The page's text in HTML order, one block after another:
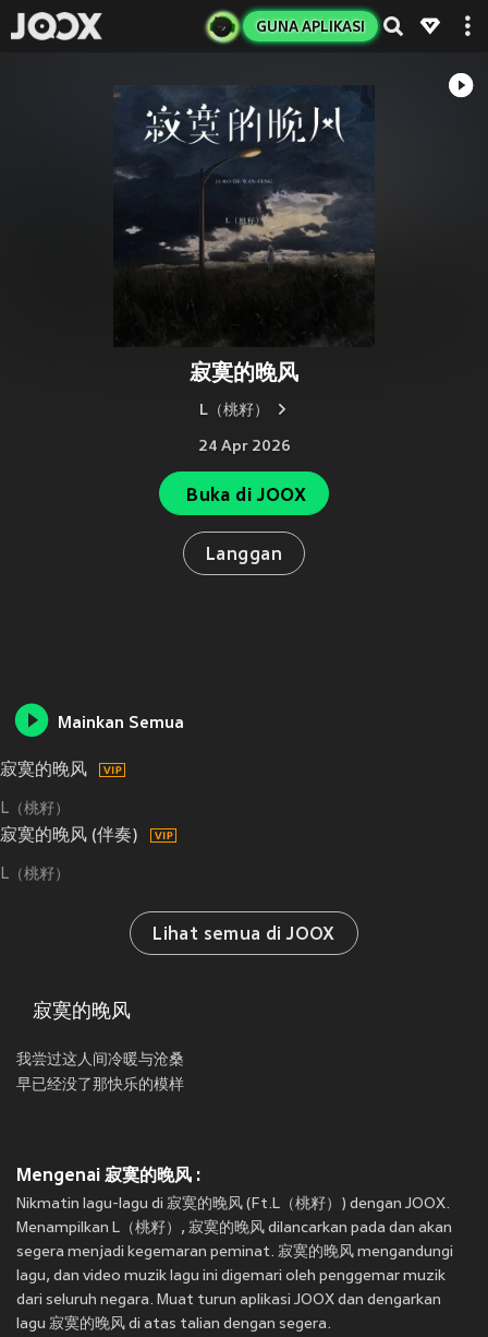
GUNA APLIKASI
寂寞的晚风
L（桃籽）
24 Apr 2026
Buka di JOOX
Langgan
Mainkan Semua
寂寞的晚风
L（桃籽）
寂寞的晚风 (伴奏)
L（桃籽）
Lihat semua di JOOX
寂寞的晚风
我尝过这人间冷暖与沧桑
早已经没了那快乐的模样
Mengenai 寂寞的晚风 :
Nikmatin lagu-lagu di 寂寞的晚风 (Ft.L（桃籽）) dengan JOOX.
Menampilkan L（桃籽）, 寂寞的晚风 dilancarkan pada dan akan
segera menjadi kegemaran peminat. 寂寞的晚风 mengandungi
lagu, dan video muzik lagu ini digemari oleh penggemar muzik
dari seluruh negara. Muat turun aplikasi JOOX dan dengarkan
lagu 寂寞的晚风 di atas talian dengan segera.